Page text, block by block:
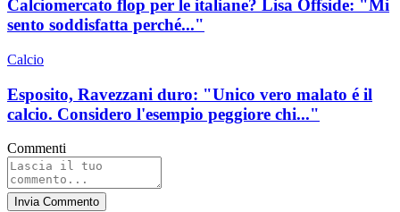
Calciomercato flop per le italiane? Lisa Offside: "Mi
sento soddisfatta perché..."
Calcio
Esposito, Ravezzani duro: "Unico vero malato é il
calcio. Considero l'esempio peggiore chi..."
Commenti
Invia Commento